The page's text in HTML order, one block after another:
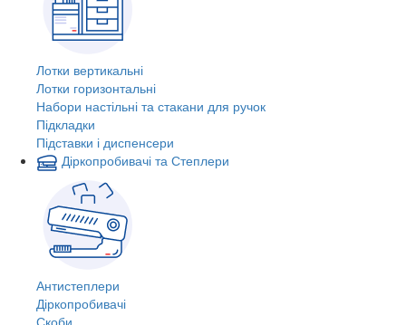
Лотки вертикальні
Лотки горизонтальні
Набори настільні та стакани для ручок
Підкладки
Підставки і диспенсери
Діркопробивачі та Степлери
Антистеплери
Діркопробивачі
Скоби